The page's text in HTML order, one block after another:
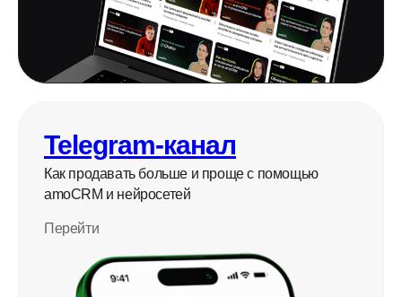
Telegram-канал
Как продавать больше и проще с помощью
amoCRM и нейросетей
Перейти